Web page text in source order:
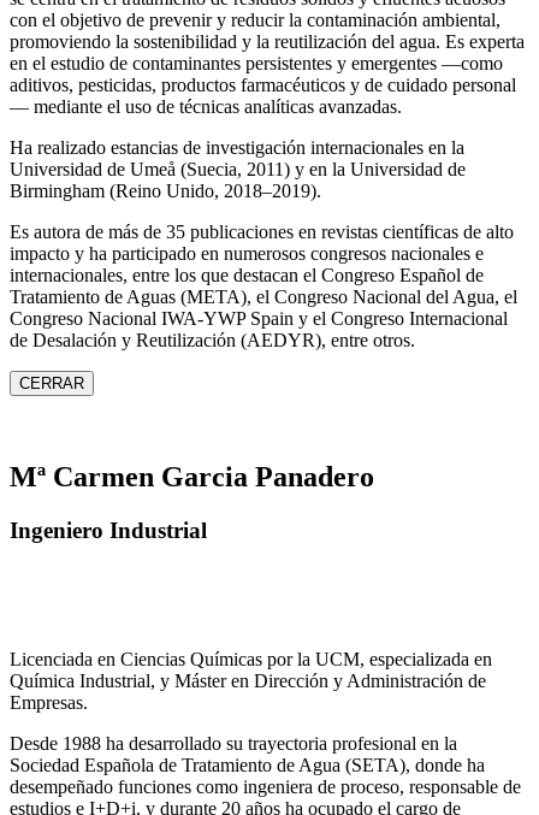
con el objetivo de prevenir y reducir la contaminación ambiental,
promoviendo la sostenibilidad y la reutilización del agua. Es experta
en el estudio de contaminantes persistentes y emergentes —como
aditivos, pesticidas, productos farmacéuticos y de cuidado personal
— mediante el uso de técnicas analíticas avanzadas.
Ha realizado estancias de investigación internacionales en la
Universidad de Umeå (Suecia, 2011) y en la Universidad de
Birmingham (Reino Unido, 2018–2019).
Es autora de más de 35 publicaciones en revistas científicas de alto
impacto y ha participado en numerosos congresos nacionales e
internacionales, entre los que destacan el Congreso Español de
Tratamiento de Aguas (META), el Congreso Nacional del Agua, el
Congreso Nacional IWA‑YWP Spain y el Congreso Internacional
de Desalación y Reutilización (AEDYR), entre otros.
CERRAR
Mª Carmen Garcia Panadero
Ingeniero Industrial
Licenciada en Ciencias Químicas por la UCM, especializada en
Química Industrial, y Máster en Dirección y Administración de
Empresas.
Desde 1988 ha desarrollado su trayectoria profesional en la
Sociedad Española de Tratamiento de Agua (SETA), donde ha
desempeñado funciones como ingeniera de proceso, responsable de
estudios e I+D+i, y durante 20 años ha ocupado el cargo de